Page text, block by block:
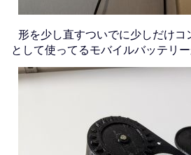
形を少し直すついでに少しだけコ
として使ってるモバイルバッテリー